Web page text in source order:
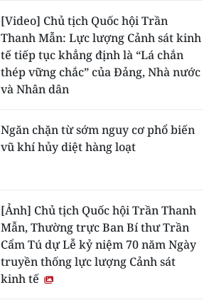
[Video] Chủ tịch Quốc hội Trần
Thanh Mẫn: Lực lượng Cảnh sát kinh
tế tiếp tục khẳng định là “Lá chắn
thép vững chắc” của Đảng, Nhà nước
và Nhân dân
Ngăn chặn từ sớm nguy cơ phổ biến
vũ khí hủy diệt hàng loạt
[Ảnh] Chủ tịch Quốc hội Trần Thanh
Mẫn, Thường trực Ban Bí thư Trần
Cẩm Tú dự Lễ kỷ niệm 70 năm Ngày
truyền thống lực lượng Cảnh sát
kinh tế